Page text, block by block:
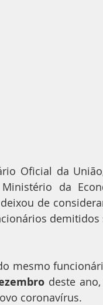
Oficial da
da
de
demitidos
deste
coronavírus.